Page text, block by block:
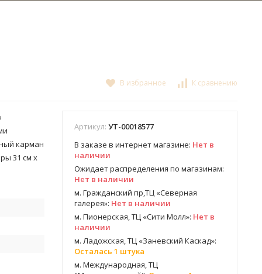
В избранное К сравнению
карман
31 см x
Артикул: УТ-00018577
В заказе в интернет магазине: Нет в
наличии
Ожидает распределения по магазинам:
Нет в наличии
м. Гражданский пр,ТЦ «Северная
галерея»: Нет в наличии
м. Пионерская, ТЦ «Сити Молл»: Нет в
наличии
м. Ладожская, ТЦ «Заневский Каскад»:
Осталась 1 штука
м. Международная, ТЦ